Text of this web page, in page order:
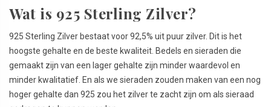
Wat is 925 Sterling Zilver?
925 Sterling Zilver bestaat voor 92,5% uit puur zilver. Dit is het
hoogste gehalte en de beste kwaliteit. Bedels en sieraden die
gemaakt zijn van een lager gehalte zijn minder waardevol en
minder kwalitatief. En als we sieraden zouden maken van een nog
hoger gehalte dan 925 zou het zilver te zacht zijn om als sieraad